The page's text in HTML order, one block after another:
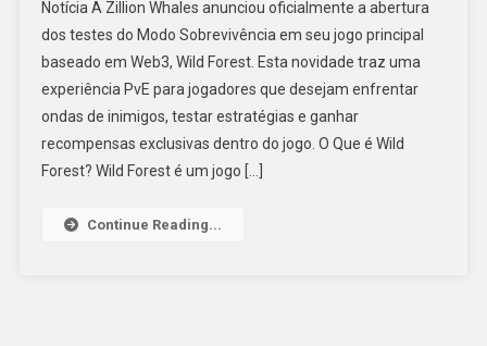
Notícia A Zillion Whales anunciou oficialmente a abertura
dos testes do Modo Sobrevivência em seu jogo principal
baseado em Web3, Wild Forest. Esta novidade traz uma
experiência PvE para jogadores que desejam enfrentar
ondas de inimigos, testar estratégias e ganhar
recompensas exclusivas dentro do jogo. O Que é Wild
Forest? Wild Forest é um jogo […]
Continue Reading...